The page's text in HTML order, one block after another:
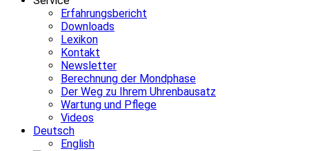
Erfahrungsbericht
Downloads
Lexikon
Kontakt
Newsletter
Berechnung der Mondphase
Der Weg zu Ihrem Uhrenbausatz
Wartung und Pflege
Videos
Deutsch
English